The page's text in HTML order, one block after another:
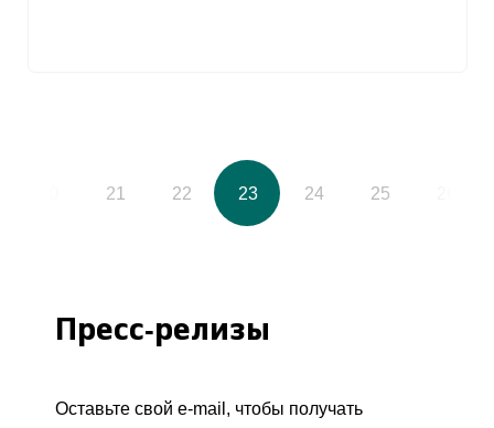
21 22 23 24 25
Пресс-релизы
Оставьте свой e-mail, чтобы получать